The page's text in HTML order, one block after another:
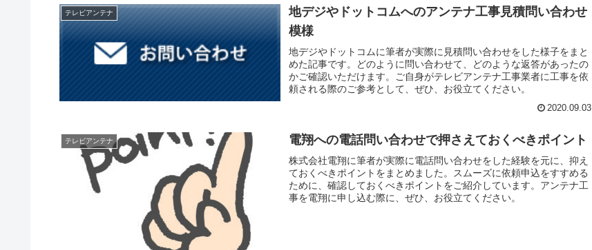
テレビアンテナ
地デジやドットコムへのアンテナ工事見積問い合わせ
模様
地デジやドットコムに筆者が実際に見積問い合わせをした様子をまと
めた記事です。どのように問い合わせて、どのような返答があったの
かご確認いただけます。ご自身がテレビアンテナ工事業者に工事を依
頼される際のご参考として、ぜひ、お役立てください。
2020.09.03
テレビアンテナ 電翔への電話問い合わせで押さえておくべきポイント
株式会社電翔に筆者が実際に電話問い合わせをした経験を元に、抑え
ておくべきポイントをまとめました。スムーズに依頼申込をすすめる
ために、確認しておくべきポイントをご紹介しています。アンテナ工
事を電翔に申し込む際に、ぜひ、お役立てください。